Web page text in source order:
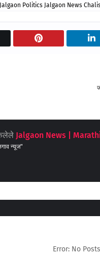
Politics Jalgaon News
केलेले Jalgaon News |
न्यूज"
Error: No